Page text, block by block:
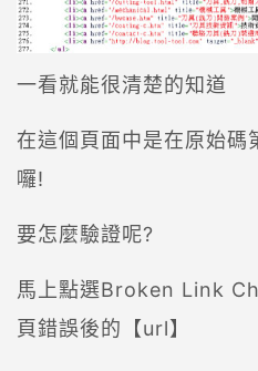
一看就能很清楚的知道
在這個頁面中是在原始碼
囉!
要怎麼驗證呢?
馬上點選Broken Link
頁錯誤後的【url】